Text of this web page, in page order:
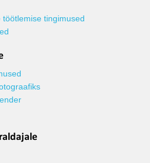
töötlemise tingimused